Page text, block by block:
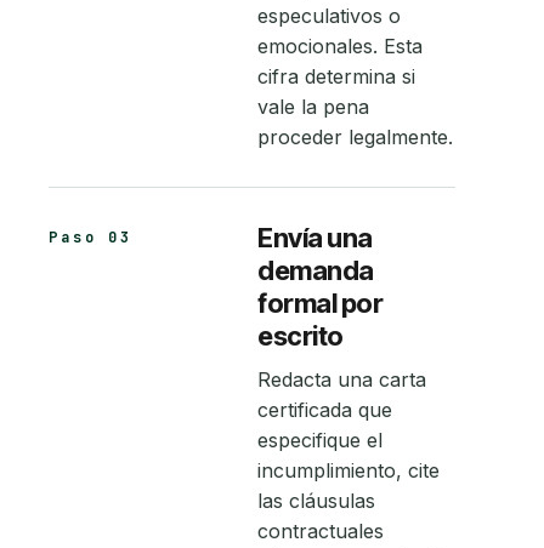
especulativos o
emocionales. Esta
cifra determina si
vale la pena
proceder legalmente.
Paso 03
Envía una
demanda
formal por
escrito
Redacta una carta
certificada que
especifique el
incumplimiento, cite
las cláusulas
contractuales